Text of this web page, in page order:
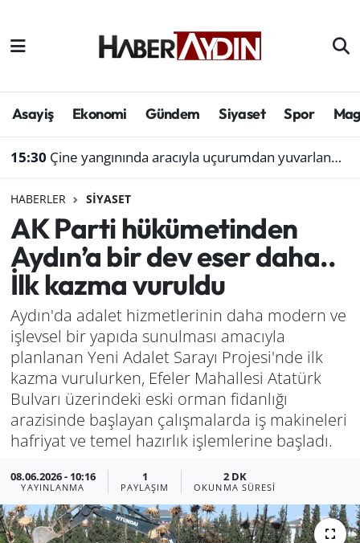
Asayiş Ekonomi Gündem Siyaset Spor
15:30 Çine yangınında aracıyla uçurumdan yuvarlanmıştı: Bol gelen korseden şikayetçi
HABERLER SIYASET
AK Parti hükümetinden
Aydın’a bir dev eser daha..
İlk kazma vuruldu
Aydın'da adalet hizmetlerinin daha modern ve
işlevsel bir yapıda sunulması amacıyla
planlanan Yeni Adalet Sarayı Projesi'nde ilk
kazma vurulurken, Efeler Mahallesi Atatürk
Bulvarı üzerindeki eski orman fidanlığı
arazisinde başlayan çalışmalarda iş makineleri
hafriyat ve temel hazırlık işlemlerine başladı.
08.06.2026 - 10:16
YAYINLANMA
1
PAYLAŞIM
2 DK
OKUNMA SÜRESI
Afyonkarahisar
Çevre
Genel
Haber
Izmir
Kütahya
Manisa
Muğla
Politika
Uşak
Aydın Hava Durumu
Süper Lig Puan Durumu ve Fikstür
Son Dakika Haberleri
Haber Arşivi